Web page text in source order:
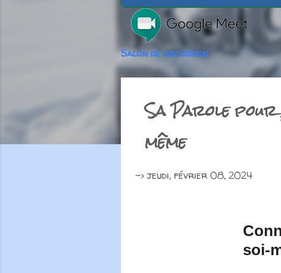
Salon de discussion
Sa Parole
même
-> jeudi, février 08, 2024
soi-